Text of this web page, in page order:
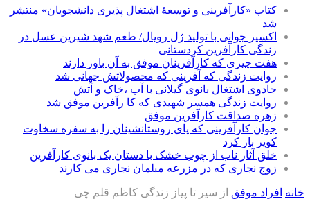
کتاب «کارآفرینی و توسعۀ اشتغال پذیری دانشجویان» منتشر
شد
اکسیر جوانی با تولید ژل رویال/ طعم شهد شیرین عسل‌ در
زندگی کارآفرین کردستانی
هفت چیزی که کارآفرینان موفق به آن باور دارند
روایت زندگی که آفرینی که محصولاتش جهانی شد
جادوی اشتغال بانوی گیلانی با آب ،خاک و آتش
روایت زندگی همسر شهیدی که کا رآفرین موفق شد
زهره صداقت کارآفرین موفق
جوان کارآفرینی که پای روستانشینان را به سفره سخاوت
کویر باز کرد
خلق آثار ناب از چوب خشک با دستان یک بانوی کارآفرین
زوج نجاری که در مزرعه مبلمان نجاری می کارند
خانه افراد موفق از سیر تا پیاز زندگی کاظم قلم چی